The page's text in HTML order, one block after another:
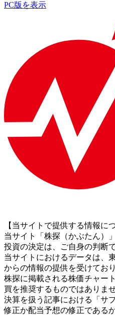
PC版を表示
【当サイトで提供する情報に
当サイト「株探（かぶたん）
投資の決定は、ご自身の判断
当サイトにおけるデータは、
からの情報の提供を受けてお
株探に掲載される株価チャー
買を推奨するものではありませ
決算を扱う記事における「サ
修正か配当予想の修正である